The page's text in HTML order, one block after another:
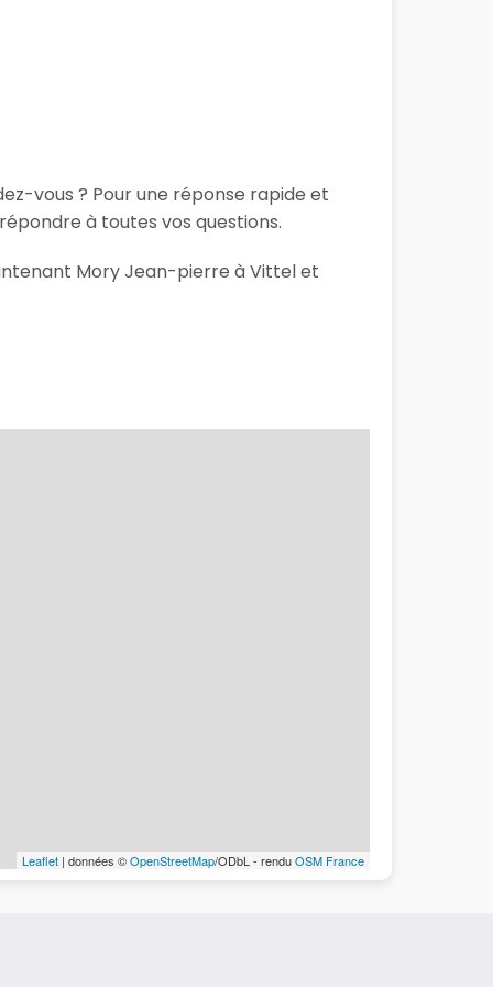
vous ? Pour une réponse rapide et
à toutes vos questions.
Mory Jean-pierre à Vittel et
Leaflet | données ©OpenStreetMap/ODbL - renduOSM France